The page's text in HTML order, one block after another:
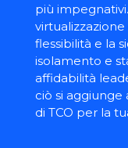
più
flessibilità e la
isolamento e
affidabilità
ciò si
di TCO per la